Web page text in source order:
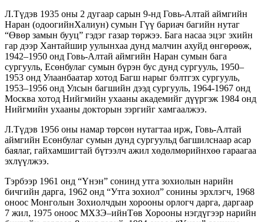
Л.Түдэв 1935 оны 2 дугаар сарын 9-нд Говь-Алтай аймгийн
Наран (одоогийнХалиун) сумын Гүү бариач багийн нутаг
“Өвөр замын бууц” гэдэг газар төржээ. Бага насаа эцэг эхийн
гар дээр Хантайшир уулынхаа дунд малчин ахуйд өнгөрөөж,
1942–1950 онд Говь-Алтай аймгийн Наран сумын бага
сургууль, Есөнбулаг сумын бүрэн бус дунд сургууль, 1950–
1953 онд Улаанбаатар хотод Багш нарыг бэлтгэх сургууль,
1953–1956 онд Улсын багшийн дээд сургууль, 1964-1967 онд
Москва хотод Нийгмийн ухааны академийг дүүргэж 1984 онд
Нийгмийн ухааны докторын зэргийг хамгаалжээ.
Л.Түдэв 1956 оны намар төрсөн нутагтаа ирж, Говь-Алтай
аймгийн Есөнбулаг сумын дунд сургуульд багшилснаар асар
баялаг, гайхамшигтай бүтээлч ажил хөдөлмөрийнхөө гараагаа
эхлүүлжээ.
Тэрбээр 1961 онд “Үнэн” сонинд утга зохиолын нарийн
бичгийн дарга, 1962 онд “Утга зохиол” сонины эрхлэгч, 1968
оноос Монголын Зохиолчдын хорооны орлогч дарга, даргаар
7 жил, 1975 оноос МХЗЭ–ийнТөв Хорооны нэгдүгээр нарийн